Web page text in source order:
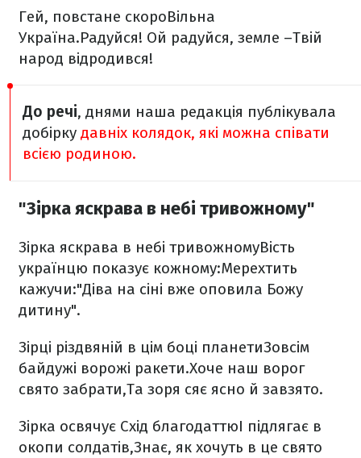
Гей, повстане скороВільна
Україна.Радуйся! Ой радуйся, земле –Твій
народ відродився!
До речі, днями наша редакція публікувала
добірку давніх колядок, які можна співати
всією родиною.
"Зірка яскрава в небі тривожному"
Зірка яскрава в небі тривожномуВість
українцю показує кожному:Мерехтить
кажучи:"Діва на сіні вже оповила Божу
дитину".
Зірці різдвяній в цім боці планетиЗовсім
байдужі ворожі ракети.Хоче наш ворог
свято забрати,Та зоря сяє ясно й завзято.
Зірка освячує Схід благодаттюІ підлягає в
окопи солдатів,Знає, як хочуть в це свято